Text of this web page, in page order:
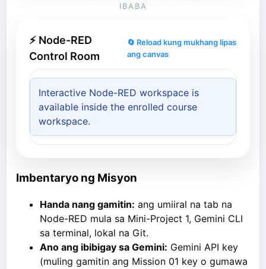
IBABA
⚡ Node-RED
Control Room
🔄 Reload kung mukhang lipas
ang canvas
Interactive Node-RED workspace is
available inside the enrolled course
workspace.
Imbentaryo ng Misyon
Handa nang gamitin: ang umiiral na tab na
Node-RED mula sa Mini-Project 1, Gemini CLI
sa terminal, lokal na Git.
Ano ang ibibigay sa Gemini: Gemini API key
(muling gamitin ang Mission 01 key o gumawa